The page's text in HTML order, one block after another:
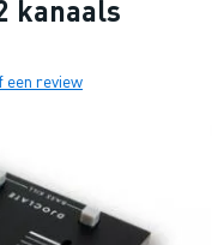
kanaals
een review